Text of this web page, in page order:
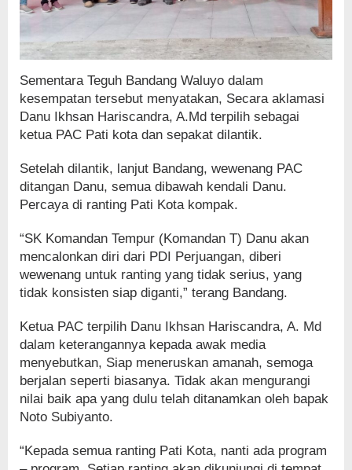
Sementara Teguh Bandang Waluyo dalam
kesempatan tersebut menyatakan, Secara aklamasi
Danu Ikhsan Hariscandra, A.Md terpilih sebagai
ketua PAC Pati kota dan sepakat dilantik.
Setelah dilantik, lanjut Bandang, wewenang PAC
ditangan Danu, semua dibawah kendali Danu.
Percaya di ranting Pati Kota kompak.
“SK Komandan Tempur (Komandan T) Danu akan
mencalonkan diri dari PDI Perjuangan, diberi
wewenang untuk ranting yang tidak serius, yang
tidak konsisten siap diganti,” terang Bandang.
Ketua PAC terpilih Danu Ikhsan Hariscandra, A. Md
dalam keterangannya kepada awak media
menyebutkan, Siap meneruskan amanah, semoga
berjalan seperti biasanya. Tidak akan mengurangi
nilai baik apa yang dulu telah ditanamkan oleh bapak
Noto Subiyanto.
“Kepada semua ranting Pati Kota, nanti ada program